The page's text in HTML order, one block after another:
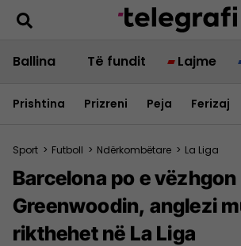
Ballina Të fundit Lajme
Prishtina Prizreni Peja Ferizaj
Sport > Futboll > Ndërkombëtare > La Liga
Barcelona po e
Greenwoodin, anglezi
rikthehet në La Liga